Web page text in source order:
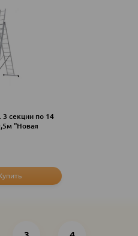
секции по 14
"Новая
страница